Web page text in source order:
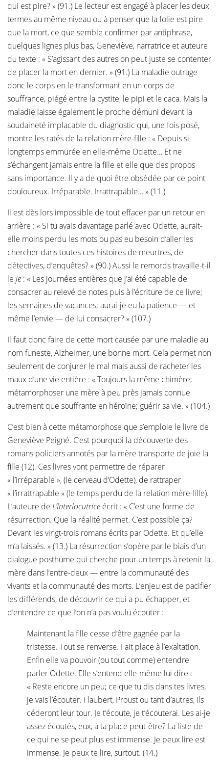
qui est pire? » (91.) Le lecteur est engagé à placer les deux
termes au même niveau ou à penser que la folie est pire
que la mort, ce que semble confirmer par antiphrase,
quelques lignes plus bas, Geneviève, narratrice et auteure
du texte : « S’agissant des autres on peut juste se contenter
de placer la mort en dernier. » (91.) La maladie outrage
donc le corps en le transformant en un corps de
souffrance, piégé entre la cystite, le pipi et le caca. Mais la
maladie laisse également le proche démuni devant la
soudaineté implacable du diagnostic qui, une fois posé,
montre les ratés de la relation mère-fille : « Depuis si
longtemps emmurée en elle-même Odette… Et ne
s’échangent jamais entre la fille et elle que des propos
sans importance. Il y a de quoi être obsédée par ce point
douloureux. Irréparable. Irrattrapable… » (11.)
Il est dès lors impossible de tout effacer par un retour en
arrière : « Si tu avais davantage parlé avec Odette, aurait-
elle moins perdu les mots ou pas eu besoin d’aller les
chercher dans toutes ces histoires de meurtres, de
détectives, d’enquêtes? » (90.) Aussi le remords travaille-t-il
le je : « Les journées entières que j’ai été capable de
consacrer au relevé de notes puis à l’écriture de ce livre;
les semaines de vacances; aurai-je eu la patience — et
même l’envie — de lui consacrer? » (107.)
Il faut donc faire de cette mort causée par une maladie au
nom funeste, Alzheimer, une bonne mort. Cela permet non
seulement de conjurer le mal mais aussi de racheter les
maux d’une vie entière : « Toujours la même chimère;
métamorphoser une mère à peu près jamais connue
autrement que souffrante en héroïne; guérir sa vie. » (104.)
C’est bien à cette métamorphose que s’emploie le livre de
Geneviève Peigné. C’est pourquoi la découverte des
romans policiers annotés par la mère transporte de joie la
fille (12). Ces livres vont permettre de réparer
« l’irréparable », (le cerveau d’Odette), de rattraper
« l’irrattrapable » (le temps perdu de la relation mère-fille).
L’auteure de L’Interlocutrice écrit : « C’est une forme de
résurrection. Que la réalité permet. C’est possible ça?
Devant les vingt-trois romans écrits par Odette. Et qu’elle
m’a laissés. » (13.) La résurrection s’opère par le biais d’un
dialogue posthume qui cherche pour un temps à retenir la
mère dans l’entre-deux — entre la communauté des
vivants et la communauté des morts. L’enjeu est de pacifier
les différends, de découvrir ce qui a pu échapper, et
d’entendre ce que l’on n’a pas voulu écouter :
Maintenant la fille cesse d’être gagnée par la
tristesse. Tout se renverse. Fait place à l’exaltation.
Enfin elle va pouvoir (ou tout comme) entendre
parler Odette. Elle s’entend elle-même lui dire :
« Reste encore un peu; ce que tu dis dans tes livres,
je vais l’écouter. Flaubert, Proust ou tant d’autres, ils
céderont leur tour. Je t’écoute, je t’écouterai. Les ai-je
assez écoutés, eux, à ta place peut-être? La liste de
ce qui ne se peut plus est immense. Je peux lire est
immense. Je peux te lire, surtout. (14.)